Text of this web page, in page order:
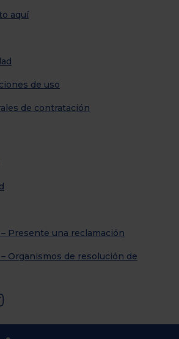
aquí
de uso
de contratación
Presente una reclamación
Organismos de resolución de